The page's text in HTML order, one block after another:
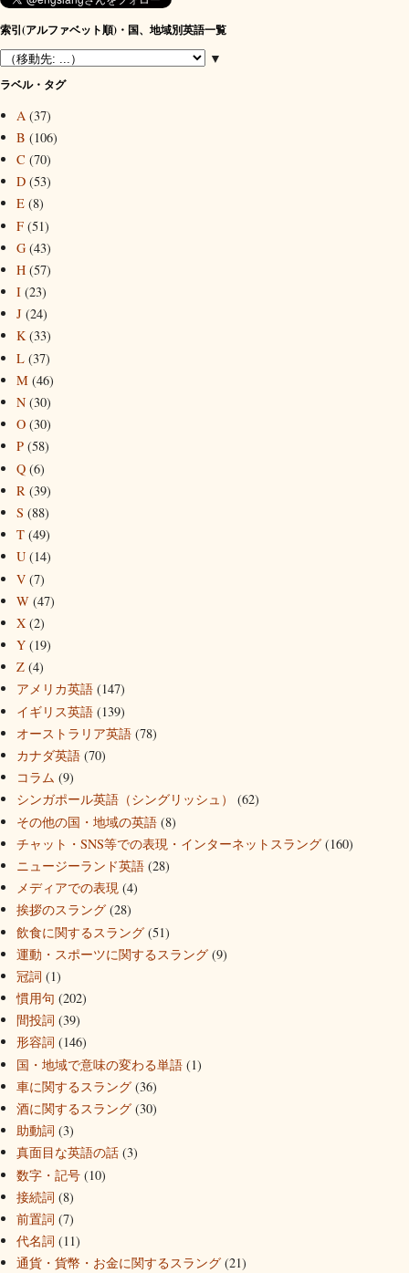
索引(アルファベット順)・国、地域別英語一覧
▼
ラベル・タグ
A (37)
B (106)
C (70)
D (53)
E (8)
F (51)
G (43)
H (57)
I (23)
J (24)
K (33)
L (37)
M (46)
N (30)
O (30)
P (58)
Q (6)
R (39)
S (88)
T (49)
U (14)
V (7)
W (47)
X (2)
Y (19)
Z (4)
アメリカ英語 (147)
イギリス英語 (139)
オーストラリア英語 (78)
カナダ英語 (70)
コラム (9)
シンガポール英語（シングリッシュ）
(62)
その他の国・地域の英語 (8)
チャット・SNS等での表現・インターネットスラング (160)
ニュージーランド英語 (28)
メディアでの表現 (4)
挨拶のスラング (28)
飲食に関するスラング (51)
運動・スポーツに関するスラング (9)
冠詞 (1)
慣用句 (202)
間投詞 (39)
形容詞 (146)
国・地域で意味の変わる単語 (1)
車に関するスラング (36)
酒に関するスラング (30)
助動詞 (3)
真面目な英語の話 (3)
数字・記号 (10)
接続詞 (8)
前置詞 (7)
代名詞 (11)
通貨・貨幣・お金に関するスラング (21)